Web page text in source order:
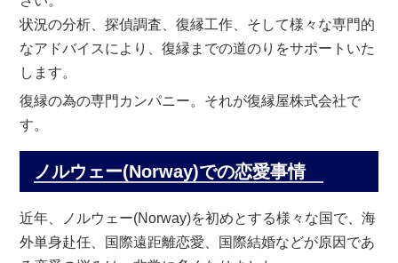
状況の分析、探偵調査、復縁工作、そして様々な専門的
なアドバイスにより、復縁までの道のりをサポートいた
します。
復縁の為の専門カンパニー。それが復縁屋株式会社で
す。
ノルウェー(Norway)での恋愛事情
近年、ノルウェー(Norway)を初めとする様々な国で、海
外単身赴任、国際遠距離恋愛、国際結婚などが原因であ